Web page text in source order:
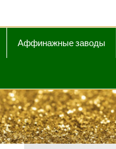
Аффинажные заводы